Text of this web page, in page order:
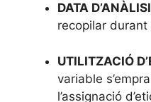
DATA D’ANÀLISI
recopilar
UTILITZACIÓ
variable
l’assignació